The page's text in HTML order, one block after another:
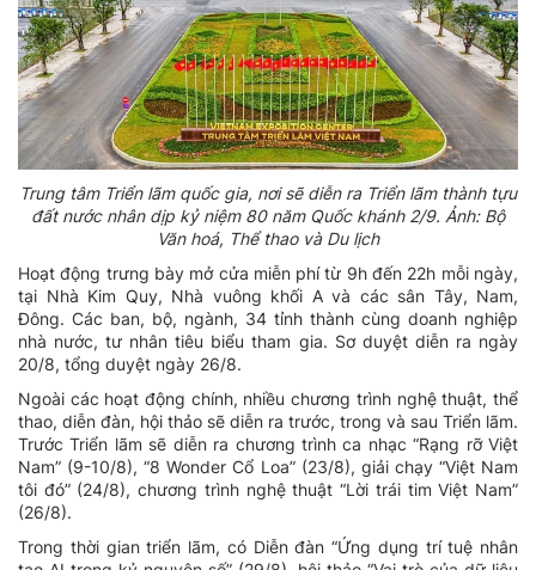
Trung tâm Triển lãm quốc gia, nơi sẽ diễn ra Triển lãm thành tựu
đất nước nhân dịp kỷ niệm 80 năm Quốc khánh 2/9. Ảnh: Bộ
Văn hoá, Thể thao và Du lịch
Hoạt động trưng bày mở cửa miễn phí từ 9h đến 22h mỗi ngày,
tại Nhà Kim Quy, Nhà vuông khối A và các sân Tây, Nam,
Đông. Các ban, bộ, ngành, 34 tỉnh thành cùng doanh nghiệp
nhà nước, tư nhân tiêu biểu tham gia. Sơ duyệt diễn ra ngày
20/8, tổng duyệt ngày 26/8.
Ngoài các hoạt động chính, nhiều chương trình nghệ thuật, thể
thao, diễn đàn, hội thảo sẽ diễn ra trước, trong và sau Triển lãm.
Trước Triển lãm sẽ diễn ra chương trình ca nhạc “Rạng rỡ Việt
Nam” (9-10/8), “8 Wonder Cổ Loa” (23/8), giải chạy “Việt Nam
tôi đó” (24/8), chương trình nghệ thuật “Lời trái tim Việt Nam”
(26/8).
Trong thời gian triển lãm, có Diễn đàn “Ứng dụng trí tuệ nhân